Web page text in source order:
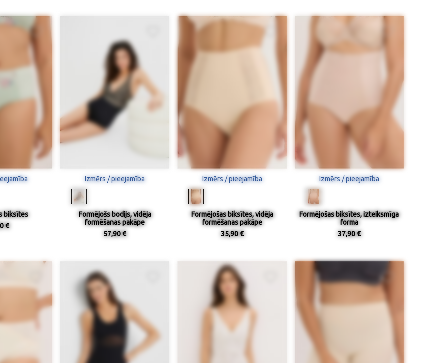
biksītes
€
Izmērs / pieejamība
Formējošs bodijs, vidēja
formēšanas pakāpe
57,90 €
Izmērs / pieejamība
Formējošas biksītes, vidēja
formēšanas pakāpe
35,90 €
Izmērs / pieejamība
Formējošas biksītes, izteiksmīga
forma
37,90 €